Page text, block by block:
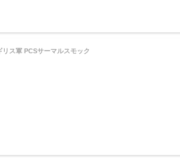
ス軍 PCSサーマルスモック